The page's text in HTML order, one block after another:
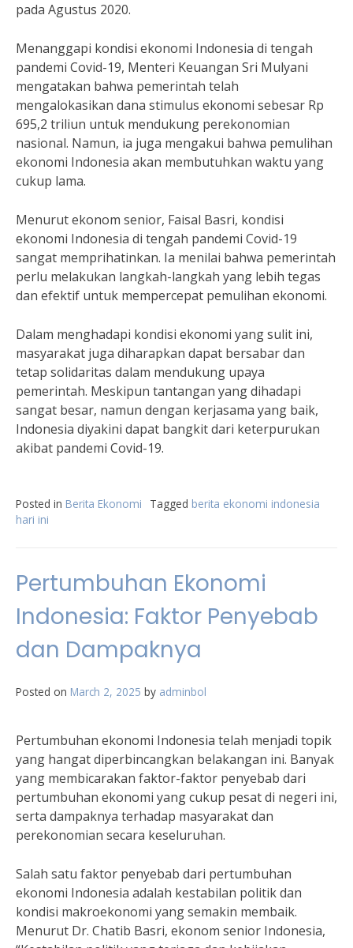
pada Agustus 2020.
Menanggapi kondisi ekonomi Indonesia di tengah
pandemi Covid-19, Menteri Keuangan Sri Mulyani
mengatakan bahwa pemerintah telah
mengalokasikan dana stimulus ekonomi sebesar Rp
695,2 triliun untuk mendukung perekonomian
nasional. Namun, ia juga mengakui bahwa pemulihan
ekonomi Indonesia akan membutuhkan waktu yang
cukup lama.
Menurut ekonom senior, Faisal Basri, kondisi
ekonomi Indonesia di tengah pandemi Covid-19
sangat memprihatinkan. Ia menilai bahwa pemerintah
perlu melakukan langkah-langkah yang lebih tegas
dan efektif untuk mempercepat pemulihan ekonomi.
Dalam menghadapi kondisi ekonomi yang sulit ini,
masyarakat juga diharapkan dapat bersabar dan
tetap solidaritas dalam mendukung upaya
pemerintah. Meskipun tantangan yang dihadapi
sangat besar, namun dengan kerjasama yang baik,
Indonesia diyakini dapat bangkit dari keterpurukan
akibat pandemi Covid-19.
Posted in Berita Ekonomi Tagged berita ekonomi indonesia
hari ini
Pertumbuhan Ekonomi
Indonesia: Faktor Penyebab
dan Dampaknya
Posted on March 2, 2025 by adminbol
Pertumbuhan ekonomi Indonesia telah menjadi topik
yang hangat diperbincangkan belakangan ini. Banyak
yang membicarakan faktor-faktor penyebab dari
pertumbuhan ekonomi yang cukup pesat di negeri ini,
serta dampaknya terhadap masyarakat dan
perekonomian secara keseluruhan.
Salah satu faktor penyebab dari pertumbuhan
ekonomi Indonesia adalah kestabilan politik dan
kondisi makroekonomi yang semakin membaik.
Menurut Dr. Chatib Basri, ekonom senior Indonesia,